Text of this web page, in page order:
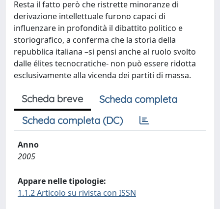
Resta il fatto però che ristrette minoranze di
derivazione intellettuale furono capaci di
influenzare in profondità il dibattito politico e
storiografico, a conferma che la storia della
repubblica italiana –si pensi anche al ruolo svolto
dalle élites tecnocratiche- non può essere ridotta
esclusivamente alla vicenda dei partiti di massa.
Scheda breve
Scheda completa
Scheda completa (DC)
Anno
2005
Appare nelle tipologie:
1.1.2 Articolo su rivista con ISSN